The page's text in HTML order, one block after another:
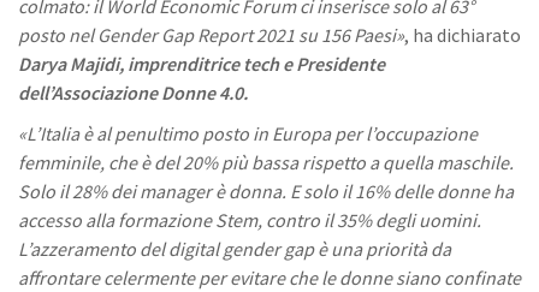
colmato: il World Economic Forumci inserisce solo al 63°
posto nelGender Gap Report 2021 su 156 Paesi», ha dichiarato
Darya Majidi, imprenditrice tech e Presidente
dell’Associazione Donne 4.0.
«L’Italia è alpenultimo posto in Europa per l’occupazione
femminile, che èdel 20% più bassa rispetto a quella maschile.
Solo il 28% dei manager è donna. E solo il 16% delle donne ha
accesso alla formazione Stem, contro il 35% degli uomini.
L’azzeramento del digital gender gap è una priorità da
affrontare celermente per evitare che le donne siano confinate